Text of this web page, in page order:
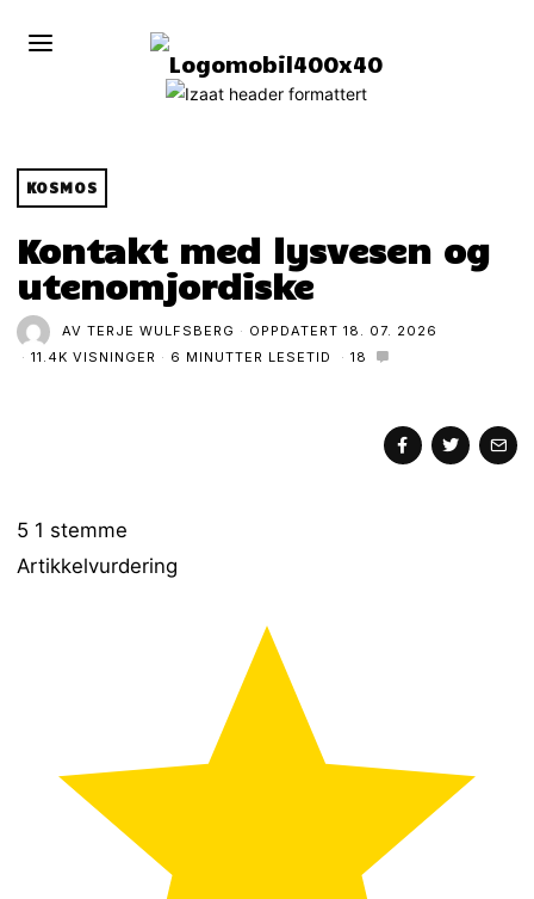
KOSMOS
Kontakt med lysvesen og
utenomjordiske
AVTERJE WULFSBERG OPPDATERT18. 07. 2026
11.4K VISNINGER
6 MINUTTER LESETID 18
5 1 stemme
Artikkelvurdering